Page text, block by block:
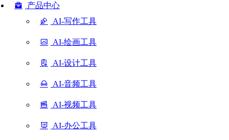
产品中心
AI-写作工具
AI-绘画工具
AI-设计工具
AI-音频工具
AI-视频工具
AI-办公工具